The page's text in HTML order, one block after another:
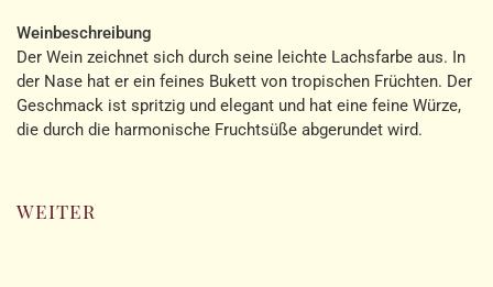
Weinbeschreibung
Der Wein zeichnet sich durch seine leichte Lachsfarbe aus. In
der Nase hat er ein feines Bukett von tropischen Früchten. Der
Geschmack ist spritzig und elegant und hat eine feine Würze,
die durch die harmonische Fruchtsüße abgerundet wird.
weiter